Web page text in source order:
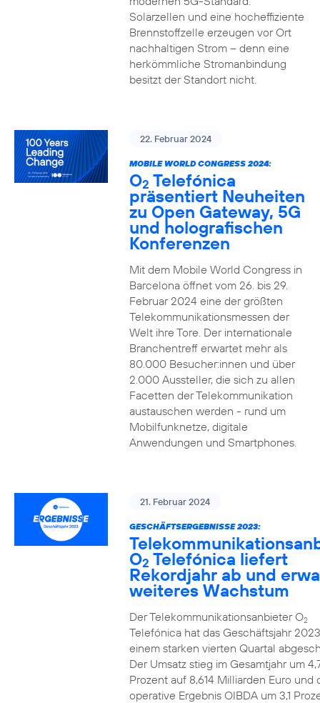
Solarzellen und eine hocheffiziente
Brennstoffzelle erzeugen vor Ort
nachhaltigen Strom – denn eine
herkömmliche Stromanbindung
besitzt der Standort nicht.
22. Februar 2024
MOBILE WORLD CONGRESS 2024:
O2 Telefónica
präsentiert Neuheiten
zu Open Gateway, 5G
und holografischen
Konferenzen
Mit dem Mobile World Congress in
Barcelona öffnet vom 26. bis 29.
Februar 2024 eine der größten
Telekommunikationsmessen der
Welt ihre Tore. Der internationale
Branchentreff erwartet mehr als
80.000 Besucher:innen und über
2.000 Aussteller, die sich zu allen
Facetten der Telekommunikation
austauschen werden - rund um
Mobilfunknetze, digitale
Anwendungen und Smartphones.
21. Februar 2024
GESCHÄFTSERGEBNISSE 2023:
O2 Telefónica liefert
Rekordjahr ab und
weiteres Wachstum
Der Telekommunikationsanbieter O2
Telefónica hat das Geschäftsjahr
einem starken vierten Quartal
Der Umsatz stieg im Gesamtjahr um
Prozent auf 8,614 Milliarden Euro und
operative Ergebnis OIBDA um 3,1